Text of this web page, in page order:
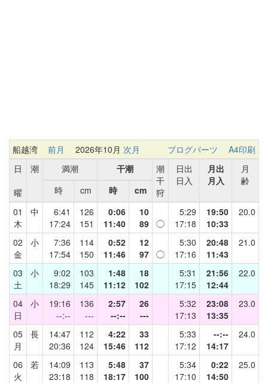
船越湾 前月 2026年10月 次月 ブログパーツ
A4印刷
日
曜
潮 満潮 干潮
潮
干
狩
日出
日入
月出
月入
月
齢
時
cm 時
cm
01
木
中
6:41
17:24
126
151
0:06
11:40
10
89 ◯
5:29
17:18
19:50
10:33
20.0
02
金
小
7:36
17:54
114
150
0:52
11:46
12
97 ◯
5:30
17:16
20:48
11:43
21.0
03
土
小
9:02
18:29
103
145
1:48
11:12
18
102
5:31
17:15
21:56
12:44
22.0
04
日
小
19:16
--:--
136
---
2:57
--:--
26
---
5:32
17:13
23:08
13:35
23.0
05
月
長
14:47
20:36
112
124
4:22
15:46
33
112
5:33
17:12
--:--
14:17
24.0
06
火
若
14:09
23:18
113
118
5:48
18:17
37
100
5:34
17:10
0:22
14:50
25.0